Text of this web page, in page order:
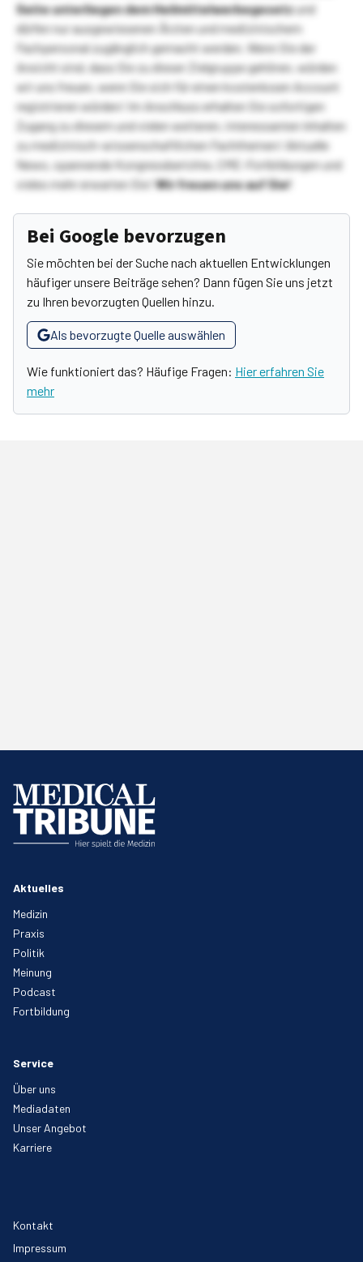
Seite unterliegen dem Heilmittelwerbegesetzund
dürfen nur ausgewiesenen Ärzten und medizinischem
Fachpersonal zugänglich gemacht werden. Wenn Sie der
Ansicht sind, dass Sie zu dieser Zielgruppe gehören, würden
wir uns freuen, wenn Sie sich für einen kostenlosen Account
registrieren würden! Im Anschluss erhalten Sie sofortigen
Zugang zu diesem und vielen weiteren, interessanten Inhalten
zu medizinisch-wissenschaftlichen Fachthemen! Aktuelle
News, spannende Kongressberichte, CME-Fortbildungen und
vieles mehr erwarten Sie!Wir freuen uns auf Sie!
Bei Google bevorzugen
Sie möchten bei der Suche nach aktuellen Entwicklungen
häufiger unsere Beiträge sehen? Dann fügen Sie uns jetzt
zu Ihren bevorzugten Quellen hinzu.
Als bevorzugte Quelle auswählen
Wie funktioniert das? Häufige Fragen: Hier erfahren Sie
mehr
Aktuelles
Medizin
Praxis
Politik
Meinung
Podcast
Fortbildung
Service
Über uns
Mediadaten
Unser Angebot
Karriere
Kontakt
Impressum